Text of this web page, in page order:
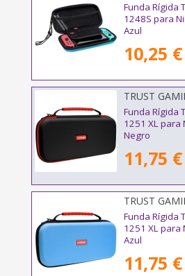
Funda Rígida
1248S para
Azul
10,25 €
TRUST
Funda Rígida
1251 XL para
Negro
11,75 €
TRUST
Funda Rígida
1251 XL para
Azul
11,75 €